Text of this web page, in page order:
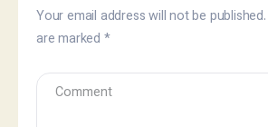
Your email address will not be published.
are marked *